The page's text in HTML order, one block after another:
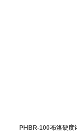
PHBR-100布洛硬度